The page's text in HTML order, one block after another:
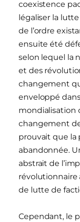
coexistence
légaliser la
de l’ordre
ensuite été
selon lequel la
et des
changement
enveloppé
mondialisation
changement
prouvait que la
abandonnée.
abstrait de
révolutionnaire
de lutte de
Cependant, le